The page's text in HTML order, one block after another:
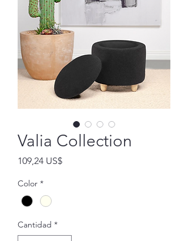
Valia Collection
109,24 US$Precio
Color *
Cantidad *